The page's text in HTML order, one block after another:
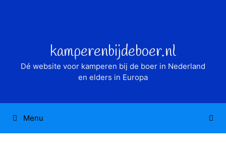
kamperenbijdeboer.nl
Dé website voor kamperen bij de boer in Nederland
en elders in Europa
Menu